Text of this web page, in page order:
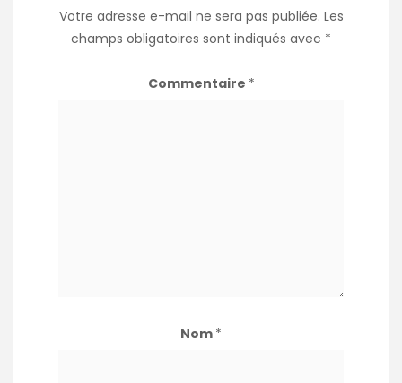
Votre adresse e-mail ne sera pas publiée. Les
champs obligatoires sont indiqués avec *
Commentaire *
Nom *